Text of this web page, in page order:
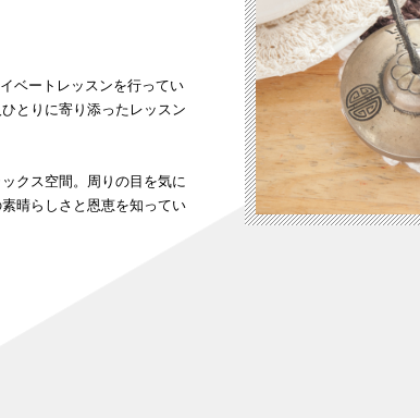
ベートレッスンを行ってい
とりに寄り添ったレッスン
クス空間。周りの目を気に
晴らしさと恩恵を知ってい